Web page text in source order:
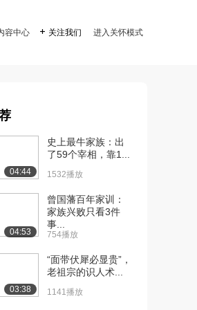
容中心  关注我们 进入关怀模式
04:44
史上最牛家族：出
了59个宰相，靠1...
1532播放
04:53
曾国藩百年家训：
家族兴败只看3件
事...
754播放
03:38
“面带伏犀必显贵”，
老祖宗的识人术...
1141播放